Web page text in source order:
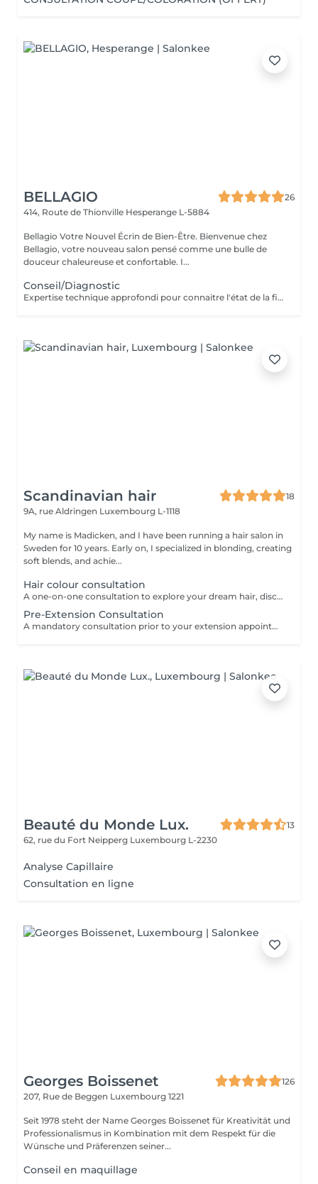
BELLAGIO
26
414, Route de Thionville Hesperange L-5884
Bellagio Votre Nouvel Écrin de Bien-Être. Bienvenue chez
Bellagio, votre nouveau salon pensé comme une bulle de
douceur chaleureuse et confortable. I...
Conseil/Diagnostic
Expertise technique approfondi pour connaitre l'état de la fibre capillaire et diagnostic il vous aide à choisir une coupe et coiffage adapté à votre morphologie. Nous travaillons exclusivement avec un produit breveté de coloration permanente professionnelle sans ammoniaque, enrichie en caviar et en kératine. Elle offre des résultats intenses, homogènes et durables tout en respectant la fibre capillaire. Sa formule assure une couverture optimale des cheveux blancs, une excellente tenue et une brillance remarquable. Pour les blond la formule infusée d'actifs cosmétiques végétaux hydratants et protecteurs, permet un travail d'éclaircissement profond tout en douceur.
Scandinavian hair
18
9A, rue Aldringen Luxembourg L-1118
My name is Madicken, and I have been running a hair salon in
Sweden for 10 years. Early on, I specialized in blonding, creating
soft blends, and achie...
Hair colour consultation
A one-on-one consultation to explore your dream hair, discuss colour possibilities, pricing, and create a tailored plan to achieve the best result for you.
Pre-Extension Consultation
A mandatory consultation prior to your extension appointment. During this session we will assess your hair, discuss your desired look, color match, and determine the right amount of hair needed. This ensures a flawless result and allows us to order the perfect extensions for you. Please note: installation cannot be booked without a consultation first
Beauté du Monde Lux.
13
62, rue du Fort Neipperg Luxembourg L-2230
Analyse Capillaire
Consultation en ligne
Georges Boissenet
126
207, Rue de Beggen Luxembourg 1221
Seit 1978 steht der Name Georges Boissenet für Kreativität und
Professionalismus in Kombination mit dem Respekt für die
Wünsche und Präferenzen seiner...
Conseil en maquillage